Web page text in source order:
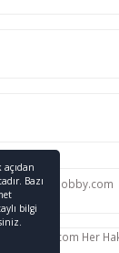
Bazı
bilgi
Her